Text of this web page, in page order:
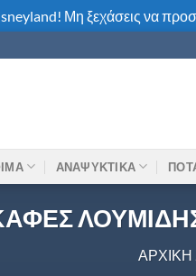
Μη ξεχάσεις να
ΑΝΑΨΥΚΤΙΚΑ
ΑΡΧΙΚΉ